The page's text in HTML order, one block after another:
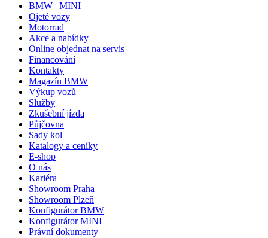
BMW | MINI
Ojeté vozy
Motorrad
Akce a nabídky
Online objednat na servis
Financování
Kontakty
Magazín BMW
Výkup vozů
Služby
Zkušební jízda
Půjčovna
Sady kol
Katalogy a ceníky
E-shop
O nás
Kariéra
Showroom Praha
Showroom Plzeň
Konfigurátor BMW
Konfigurátor MINI
Právní dokumenty